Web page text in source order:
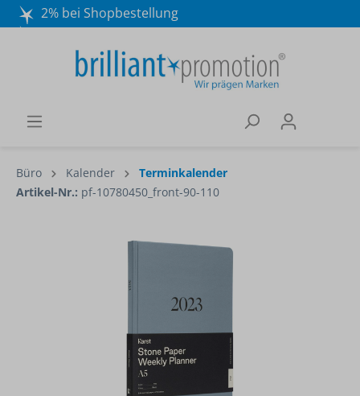
2% bei Shopbestellung
Wir beraten Sie gerne:
040 / 570 18 25 70
Büro Kalender
Terminkalender
Artikel-Nr.: pf-10780450_front-90-110